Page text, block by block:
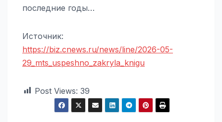
последние годы…
Источник:
https://biz.cnews.ru/news/line/2026-05-
29_mts_uspeshno_zakryla_knigu
Post Views: 39